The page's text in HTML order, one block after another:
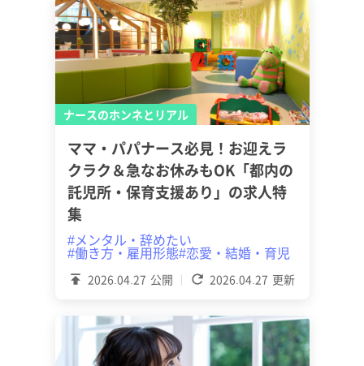
ナースのホンネとリアル
2026.04.27 公開 2026.04.27 更新
ママ・パパナース必見！お迎えラ
クラク＆急なお休みもOK「都内の
託児所・保育支援あり」の求人特
集
#メンタル・辞めたい
#働き方・雇用形態#恋愛・結婚・育児